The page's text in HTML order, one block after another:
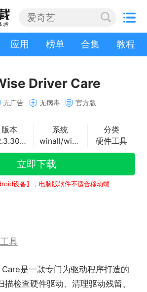
应用 榜单 合集 教程
Driver Care
无广告 无病毒 官方版
版本
V2.3.301.1010
系统
winall/win7/win10/win11
分类
硬件工具
立即下载
设备】，电脑版软件不适合移动端
具
是一款专门为驱动程序打造的
描检查硬件驱动、清理驱动残留、